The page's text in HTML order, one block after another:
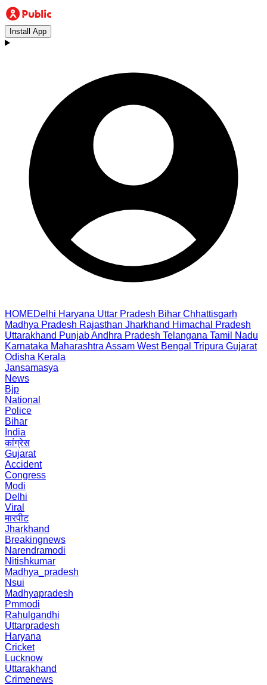
Install App
HOMEDelhi Haryana Uttar Pradesh Bihar Chhattisgarh
Madhya Pradesh Rajasthan Jharkhand Himachal Pradesh
Uttarakhand PunjabAndhra Pradesh Telangana Tamil Nadu
Karnataka Maharashtra Assam West Bengal Tripura Gujarat
Odisha Kerala
Jansamasya
News
Bjp
National
Police
Bihar
India
कांग्रेस
Gujarat
Accident
Congress
Modi
Delhi
Viral
मारपीट
Jharkhand
Breakingnews
Narendramodi
Nitishkumar
Madhya_pradesh
Nsui
Madhyapradesh
Pmmodi
Rahulgandhi
Uttarpradesh
Haryana
Cricket
Lucknow
Uttarakhand
Crimenews